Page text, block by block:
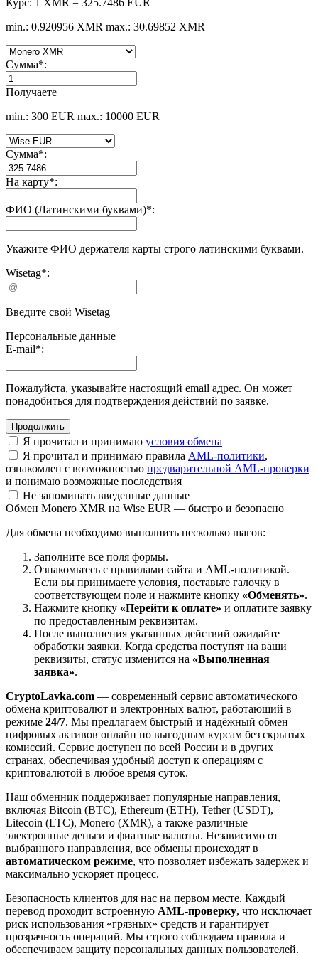
min.: 0.920956 XMR max.: 30.69852 XMR
Сумма*:
Получаете
min.: 300 EUR max.: 10000 EUR
Сумма*:
На карту*:
ФИО (Латинскими буквами)*:
Укажите ФИО держателя карты строго латинскими буквами.
Wisetag*:
Введите свой Wisetag
Персональные данные
E-mail*:
Пожалуйста, указывайте настоящий email адрес. Он может
понадобиться для подтверждения действий по заявке.
Я прочитал и принимаю условия обмена
Я прочитал и принимаю правила AML-политики,
ознакомлен с возможностью предварительной AML-проверки
и понимаю возможные последствия
Не запоминать введенные данные
Обмен Monero XMR на Wise EUR — быстро и безопасно
Для обмена необходимо выполнить несколько шагов:
Заполните все поля формы.
Ознакомьтесь с правилами сайта и AML-политикой.
Если вы принимаете условия, поставьте галочку в
соответствующем поле и нажмите кнопку «Обменять».
Нажмите кнопку «Перейти к оплате» и оплатите заявку
по предоставленным реквизитам.
После выполнения указанных действий ожидайте
обработки заявки. Когда средства поступят на ваши
реквизиты, статус изменится на «Выполненная
заявка».
CryptoLavka.com — современный сервис автоматического
обмена криптовалют и электронных валют, работающий в
режиме 24/7. Мы предлагаем быстрый и надёжный обмен
цифровых активов онлайн по выгодным курсам без скрытых
комиссий. Сервис доступен по всей России и в других
странах, обеспечивая удобный доступ к операциям с
криптовалютой в любое время суток.
Наш обменник поддерживает популярные направления,
включая Bitcoin (BTC), Ethereum (ETH), Tether (USDT),
Litecoin (LTC), Monero (XMR), а также различные
электронные деньги и фиатные валюты. Независимо от
выбранного направления, все обмены происходят в
автоматическом режиме, что позволяет избежать задержек и
максимально ускоряет процесс.
Безопасность клиентов для нас на первом месте. Каждый
перевод проходит встроенную AML-проверку, что исключает
риск использования «грязных» средств и гарантирует
прозрачность операций. Мы строго соблюдаем правила и
обеспечиваем защиту персональных данных пользователей.